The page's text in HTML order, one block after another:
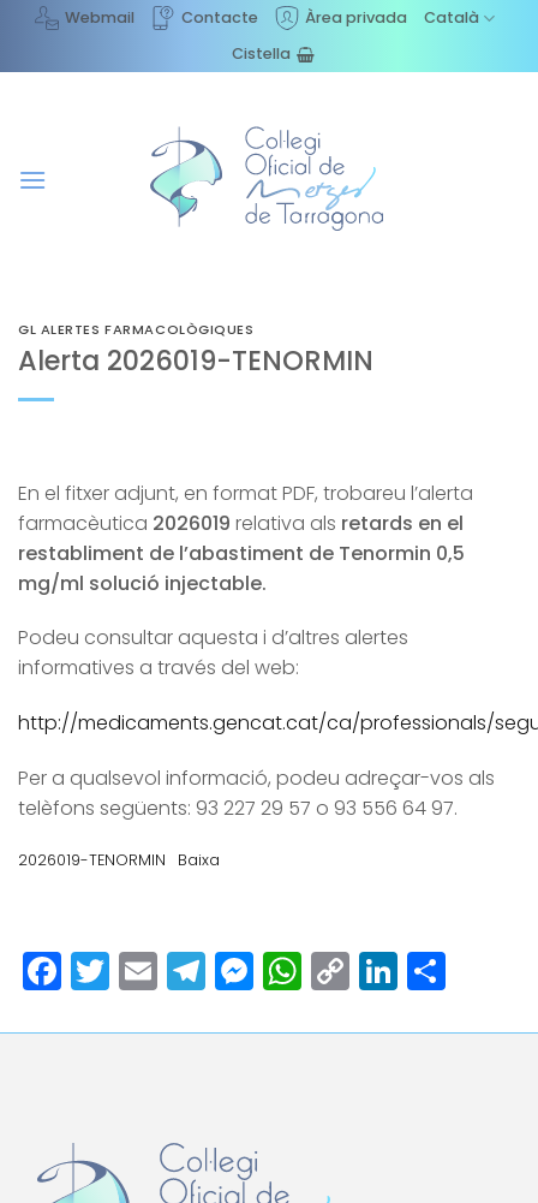
content
Webmail Contacte Àrea privada
Català
Cistella
GL ALERTES FARMACOLÒGIQUES
Alerta 2026019-TENORMIN
En el fitxer adjunt, en format PDF, trobareu l’alerta
farmacèutica 2026019 relativa als retards en el
restabliment de l’abastiment de Tenormin 0,5
mg/ml solució injectable.
Podeu consultar aquesta i d’altres alertes
informatives a través del web:
http://medicaments.gencat.cat/ca/professionals/
Per a qualsevol informació, podeu adreçar-vos als
telèfons següents: 93 227 29 57 o 93 556 64 97.
2026019-TENORMIN Baixa
Facebook
Twitter
EmailTelegram
Messenger
WhatsApp
Copy
Link